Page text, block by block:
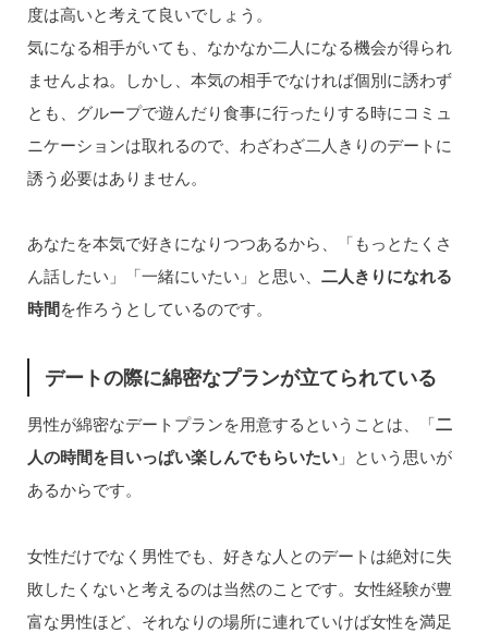
度は高いと考えて良いでしょう。
気になる相手がいても、なかなか二人になる機会が得られ
ませんよね。しかし、本気の相手でなければ個別に誘わず
とも、グループで遊んだり食事に行ったりする時にコミュ
ニケーションは取れるので、わざわざ二人きりのデートに
誘う必要はありません。
あなたを本気で好きになりつつあるから、「もっとたくさ
ん話したい」「一緒にいたい」と思い、 二人きりになれる
時間を作ろうとしているのです。
デートの際に綿密なプランが立てられている
男性が綿密なデートプランを用意するということは、「二
人の時間を目いっぱい楽しんでもらいたい」という思いが
あるからです。
女性だけでなく男性でも、好きな人とのデートは絶対に失
敗したくないと考えるのは当然のことです。女性経験が豊
富な男性ほど、それなりの場所に連れていけば女性を満足